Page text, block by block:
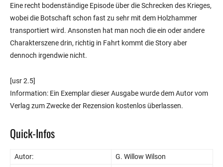
Eine recht bodenständige Episode über die Schrecken des Krieges,
wobei die Botschaft schon fast zu sehr mit dem Holzhammer
transportiert wird. Ansonsten hat man noch die ein oder andere
Charakterszene drin, richtig in Fahrt kommt die Story aber
dennoch irgendwie nicht.
[usr 2.5]
Information: Ein Exemplar dieser Ausgabe wurde dem Autor vom
Verlag zum Zwecke der Rezension kostenlos überlassen.
Quick-Infos
Autor: G. Willow Wilson